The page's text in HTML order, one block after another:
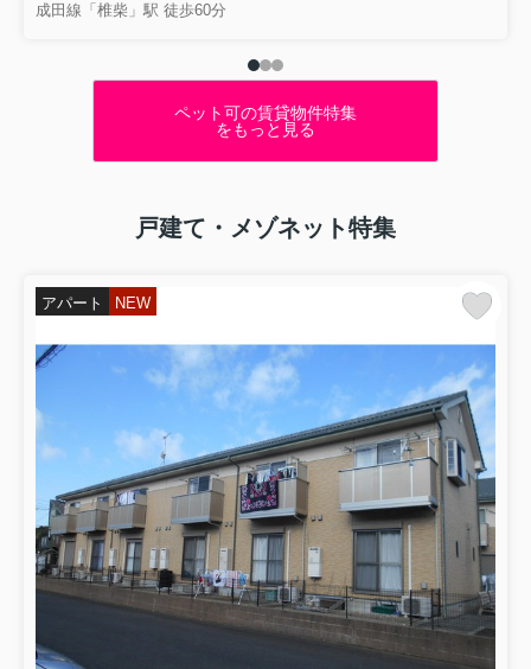
成田線「椎柴」駅 徒歩60分
ペット可の賃貸物件特集
をもっと見る
戸建て・メゾネット特集
アパート NEW